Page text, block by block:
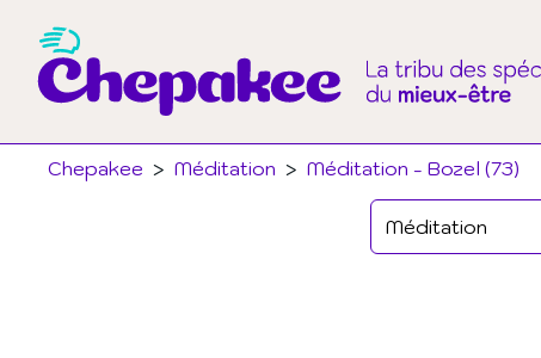
Chepakee > Méditation > Méditation - Bozel (73)